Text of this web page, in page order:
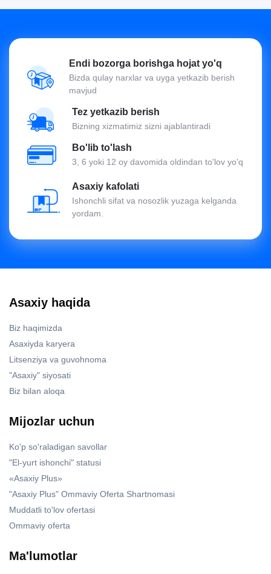
Endi bozorga borishga hojat yo'q
Bizda qulay narxlar va uyga yetkazib berish
mavjud
Tez yetkazib berish
Bizning xizmatimiz sizni ajablantiradi
Bo'lib to'lash
3, 6 yoki 12 oy davomida oldindan to'lov yo'q
Asaxiy kafolati
Ishonchli sifat va nosozlik yuzaga kelganda
yordam.
Asaxiy haqida
Biz haqimizda
Asaxiyda karyera
Litsenziya va guvohnoma
"Asaxiy" siyosati
Biz bilan aloqa
Mijozlar uchun
Ko'p so'raladigan savollar
"El-yurt ishonchi" statusi
«Asaxiy Plus»
"Asaxiy Plus" Ommaviy Oferta Shartnomasi
Muddatli to'lov ofertasi
Ommaviy oferta
Ma'lumotlar